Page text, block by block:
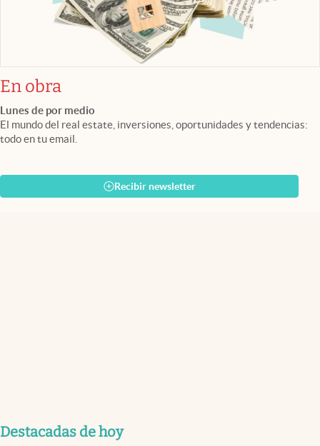
En obra
Lunes de por medio
El mundo del real estate, inversiones, oportunidades y tendencias:
todo en tu email.
Recibir newsletter
Destacadas de hoy